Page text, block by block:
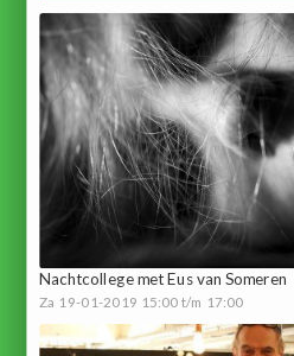
Nachtcollege met Eus van Someren
Za 19-01-2019 15:00 t/m 17:00